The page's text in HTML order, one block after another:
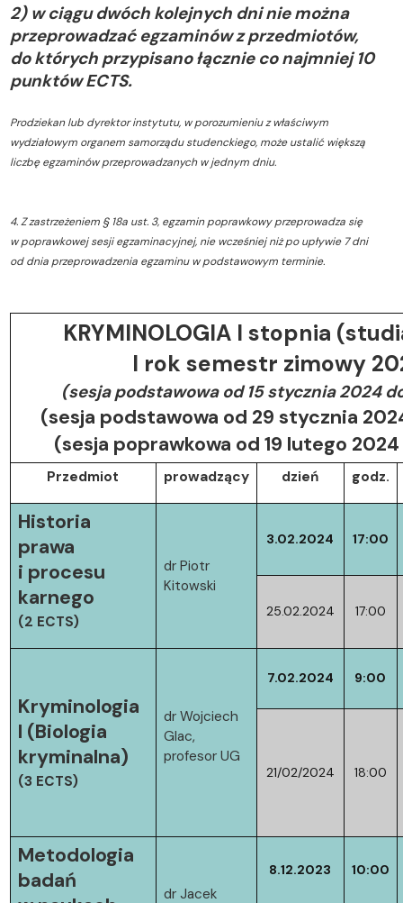
2) w ciągu dwóch kolejnych dni nie można
przeprowadzać egzaminów z przedmiotów,
do których przypisano łącznie co najmniej 10
punktów ECTS.
Prodziekan lub dyrektor instytutu, w porozumieniu z właściwym
wydziałowym organem samorządu studenckiego, może ustalić większą
liczbę egzaminów przeprowadzanych w jednym dniu.
4. Z zastrzeżeniem § 18a ust. 3, egzamin poprawkowy przeprowadza się
w poprawkowej sesji egzaminacyjnej, nie wcześniej niż po upływie 7 dni
od dnia przeprowadzenia egzaminu w podstawowym terminie.
KRYMINOLOGIA I stopnia
I rok semestr zimowy
(sesja podstawowa od 15 stycznia 2024
(sesja podstawowa od 29 stycznia
(sesja poprawkowa od 19 lutego
Przedmiot prowadzący dzień godz.
Historia
prawa
i procesu
karnego
(2 ECTS)
dr Piotr
Kitowski
3.02.2024 17:00
25.02.2024 17:00
Kryminologia
I (Biologia
kryminalna)
(3 ECTS)
dr Wojciech
Glac,
profesor UG
7.02.2024 9:00
21/02/2024 18:00
Metodologia
badań
dr Jacek
8.12.2023 10:00